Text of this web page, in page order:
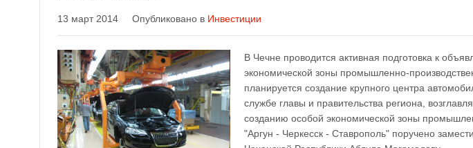
13 март 2014 Опубликовано в Инвестиции
В Чечне проводится активная подготовка к
экономической зоны промышленно-
планируется создание крупного центра
службе главы и правительства региона,
созданию особой экономической зоны
"Аргун - Черкесск - Ставрополь" поручено